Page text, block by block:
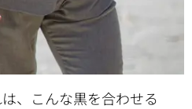
、こんな黒を合わせる